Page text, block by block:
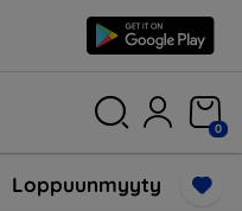
0
Loppuunmyyty